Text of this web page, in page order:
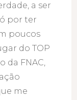
a ser
por ter
poucos
do TOP
da FNAC,
me